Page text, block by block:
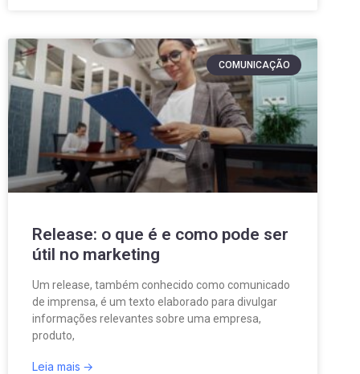
COMUNICAÇÃO
Release: o que é e como pode ser
útil no marketing
Um release, também conhecido como comunicado
de imprensa, é um texto elaborado para divulgar
informações relevantes sobre uma empresa,
produto,
Leia mais